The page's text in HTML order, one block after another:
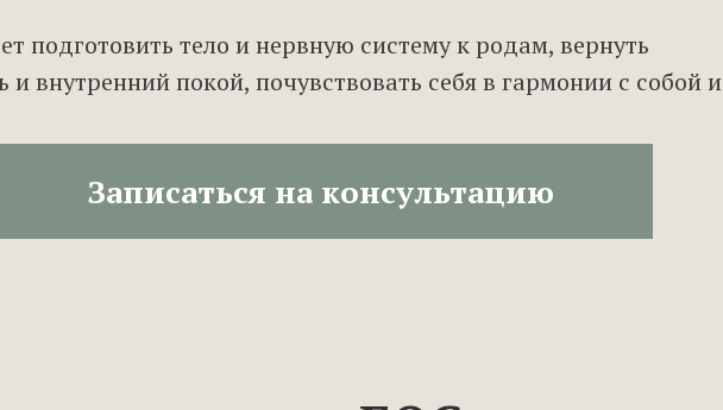
подготовить тело и нервную систему к родам, вернуть
и внутренний покой, почувствовать себя в гармонии с собой и
Записаться на консультацию